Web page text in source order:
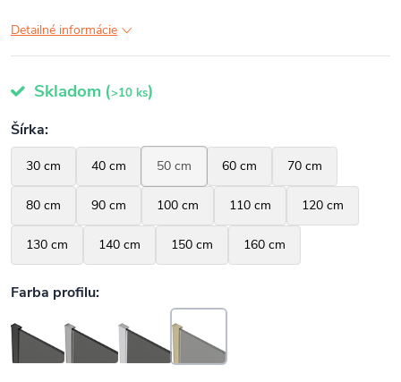
Detailné informácie
Skladom (>10 ks)